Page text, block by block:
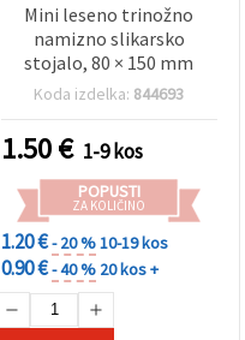
Mini leseno trinožno
namizno slikarsko
stojalo, 80 × 150 mm
Koda izdelka: 844693
1.50€ 1-9 kos
POPUSTI
ZA KOLIČINO
1.20 €- 20 %10-19 kos
0.90 €- 40 % 20 kos +